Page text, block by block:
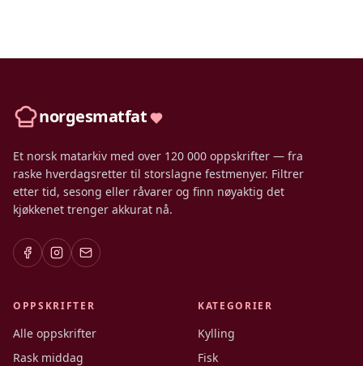
norgesmatfat
Et norsk matarkiv med over 120 000 oppskrifter — fra
raske hverdagsretter til storslagne festmenyer. Filtrer
etter tid, sesong eller råvarer og finn nøyaktig det
kjøkkenet trenger akkurat nå.
OPPSKRIFTER
Alle oppskrifter
Rask middag
KATEGORIER
Kylling
Fisk